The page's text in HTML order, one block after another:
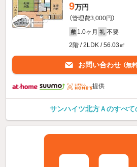
9万円
（管理費3,000円）
敷 1.0ヶ月 礼 不要
2階 / 2LDK / 56.03㎡
お問い合わせ （無料
提供
サンハイツ北方Ａのすべて